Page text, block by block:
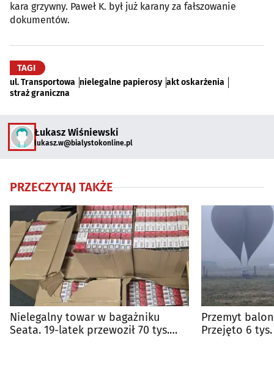
kara grzywny. Paweł K. był już karany za fałszowanie
dokumentów.
TAGI
ul. Transportowa nielegalne papierosy akt oskarżenia
straż graniczna
Łukasz Wiśniewski
lukasz.w@bialystokonline.pl
PRZECZYTAJ TAKŻE
Nielegalny towar w bagażniku
Seata. 19-latek przewoził 70 tys.
Przemyt
Przejęto 6